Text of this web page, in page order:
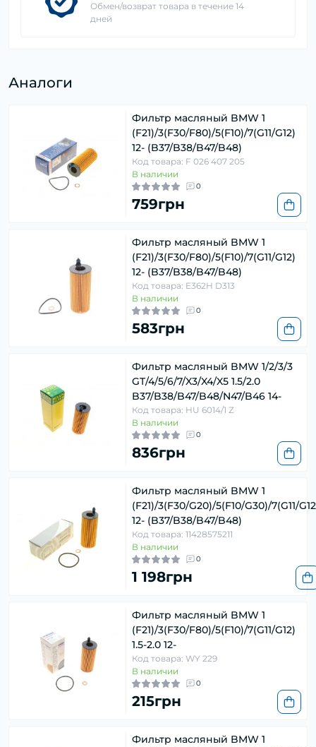
Обмен/возврат товара в течение 14
дней
Аналоги
Фильтр масляный BMW 1
(F21)/3(F30/F80)/5(F10)/7(G11/G12)
12- (B37/B38/B47/B48)
Код товара: F 026 407 205
В наличии
0
759грн
Фильтр масляный BMW 1
(F21)/3(F30/F80)/5(F10)/7(G11/G12)
12- (B37/B38/B47/B48)
Код товара: E362H D313
В наличии
0
583грн
Фильтр масляный BMW 1/2/3/3
GT/4/5/6/7/X3/X4/X5 1.5/2.0
B37/B38/B47/B48/N47/B46 14-
Код товара: HU 6014/1 Z
В наличии
0
836грн
Фильтр масляный BMW 1
(F21)/3(F30/G20)/5(F10/G30)/7(G11/
12- (B37/B38/B47/B48)
Код товара: 11428575211
В наличии
0
1 198грн
Фильтр масляный BMW 1
(F21)/3(F30/F80)/5(F10)/7(G11/G12)
1.5-2.0 12-
Код товара: WY 229
В наличии
0
215грн
Фильтр масляный BMW 1